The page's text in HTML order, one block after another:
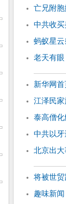
亡兄附
中共收
蚂蚁星
老天有眼
新华网
江泽民
泰高僧
中共以
北京出
将被世
趣味新闻